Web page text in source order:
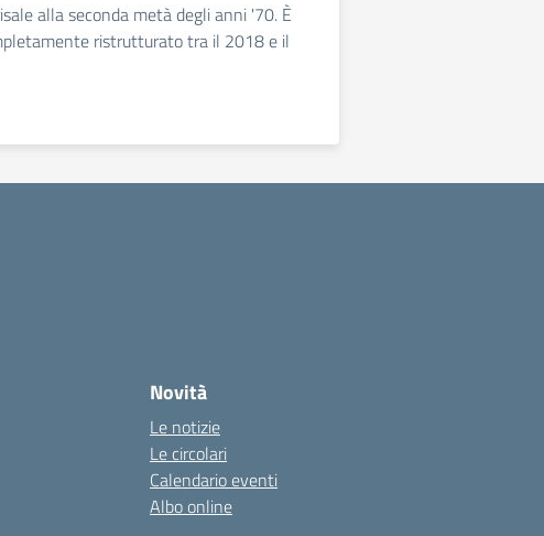
alla seconda metà degli anni '70. È
ristrutturato tra il 2018 e il
Novità
Le notizie
Le circolari
Calendario eventi
Albo online